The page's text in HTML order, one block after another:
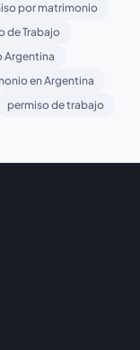
por matrimonio
de Trabajo
Argentina
en Argentina
permiso de trabajo